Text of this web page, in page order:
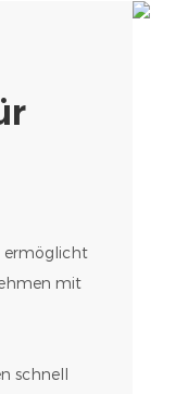
ermöglicht
mit
schnell